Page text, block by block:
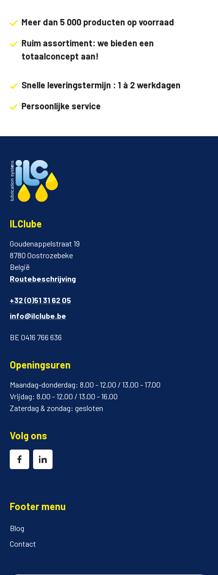
Meer dan 5 000 producten op voorraad
Ruim assortiment: we bieden een
totaalconcept aan!
Snelle leveringstermijn : 1 à 2 werkdagen
Persoonlijke service
ILClube
Goudenappelstraat 19
8780 Oostrozebeke
België
Routebeschrijving
+32 (0)51 31 62 05
info@ilclube.be
BE 0416 766 636
Openingsuren
Maandag-donderdag: 8.00 - 12.00 / 13.00 - 17.00
Vrijdag: 8.00 - 12.00 / 13.00 - 16.00
Zaterdag & zondag: gesloten
Volg ons
Footer menu
Blog
Contact